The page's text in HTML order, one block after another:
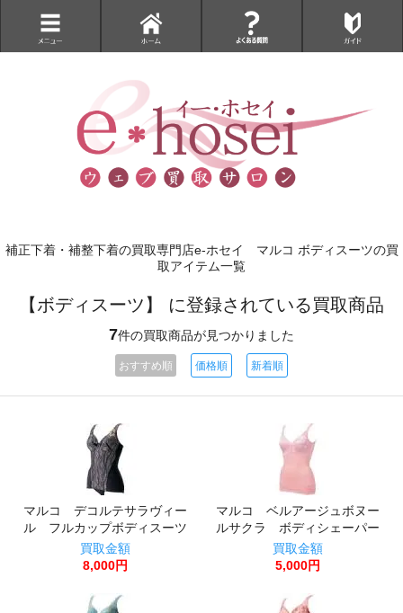
補正下着・補整下着の買取専門店e-ホセイ マルコ ボディスーツの買
取アイテム一覧
【ボディスーツ】 に登録されている買取商品
7件の買取商品が見つかりました
おすすめ順 価格順 新着順
マルコ デコルテサラヴィー
ル フルカップボディスーツ
買取金額
8,000円
マルコ ベルアージュボヌー
ルサクラ ボディシェーパー
買取金額
5,000円